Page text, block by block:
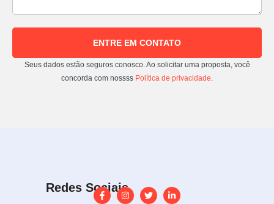
ENTRE EM CONTATO
Seus dados estão seguros conosco. Ao solicitar uma proposta, você
concorda com nossss Política de privacidade.
Redes Sociais